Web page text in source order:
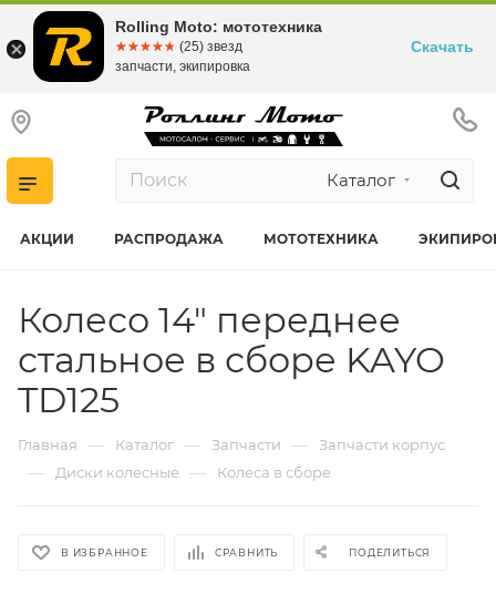
Каталог
АКЦИИ РАСПРОДАЖА МОТОТЕХНИКА
Колесо 14" переднее
стальное в сборе KAYO
TD125
Главная — Каталог — Запчасти — Запчасти корпус
— Диски колесные — Колеса в сборе
В ИЗБРАННОЕ СРАВНИТЬ ПОДЕЛИТЬСЯ
Rolling Moto: мототехника
☆☆☆☆☆
★★★★★ (25) звезд
запчасти, экипировка
Скачать